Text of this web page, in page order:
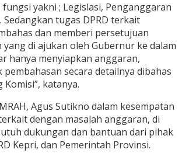
fungsi yakni ; Legislasi, Penganggaran
Sedangkan tugas DPRD terkait
dan memberi persetujuan
di ajukan oleh Gubernur ke dalam
hanya menyiapkan anggaran,
secara detailnya dibahas
katanya.
Agus Sutikno dalam kesempatan
dengan masalah anggaran, di
dukungan dan bantuan dari pihak
Kepri, dan Pemerintah Provinsi.